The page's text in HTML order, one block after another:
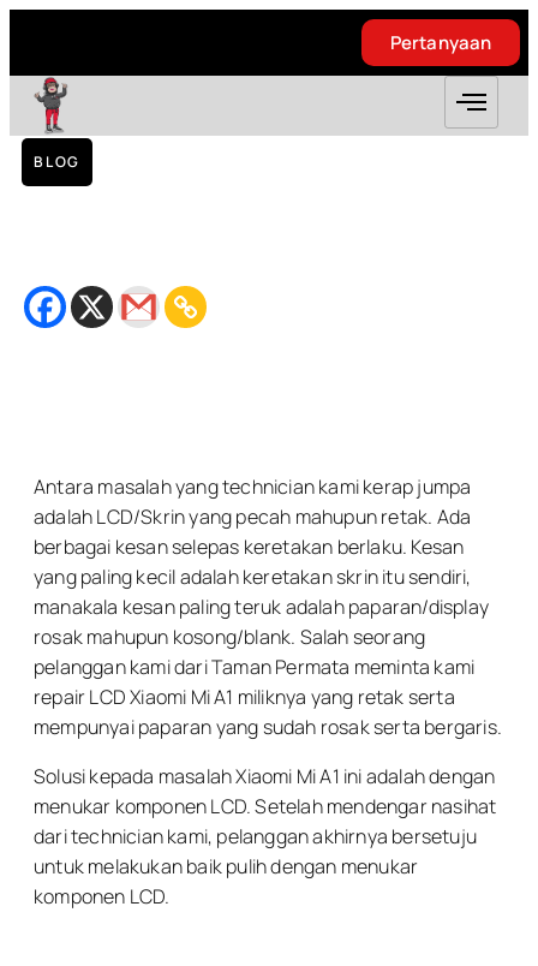
Pertanyaan
BLOG
Antara masalah yang technician kami kerap jumpa
adalah LCD/Skrin yang pecah mahupun retak. Ada
berbagai kesan selepas keretakan berlaku. Kesan
yang paling kecil adalah keretakan skrin itu sendiri,
manakala kesan paling teruk adalah paparan/display
rosak mahupun kosong/blank. Salah seorang
pelanggan kami dari Taman Permata meminta kami
repair LCD Xiaomi Mi A1 miliknya yang retak serta
mempunyai paparan yang sudah rosak serta bergaris.
Solusi kepada masalah Xiaomi Mi A1 ini adalah dengan
menukar komponen LCD. Setelah mendengar nasihat
dari technician kami, pelanggan akhirnya bersetuju
untuk melakukan baik pulih dengan menukar
komponen LCD.